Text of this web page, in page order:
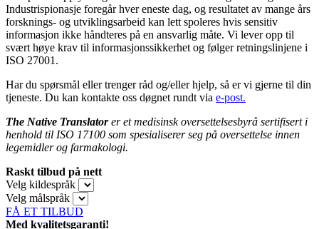
Industrispionasje foregår hver eneste dag, og resultatet av mange års
forsknings- og utviklingsarbeid kan lett spoleres hvis sensitiv
informasjon ikke håndteres på en ansvarlig måte. Vi lever opp til
svært høye krav til informasjonssikkerhet og følger retningslinjene i
ISO 27001.
Har du spørsmål eller trenger råd og/eller hjelp, så er vi gjerne til din
tjeneste. Du kan kontakte oss døgnet rundt via e-post.
The Native Translatorer et medisinskoversettelsesbyrå sertifisert i
henhold til ISO 17100 som spesialiserer seg på oversettelse innen
legemidler og farmakologi.
Raskt tilbud på nett
Velg kildespråk
Velg målspråk
FÅ ET TILBUD
Med kvalitetsgaranti!